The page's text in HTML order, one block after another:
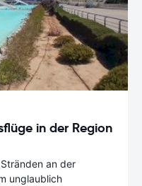
in der Region
an der
unglaublich